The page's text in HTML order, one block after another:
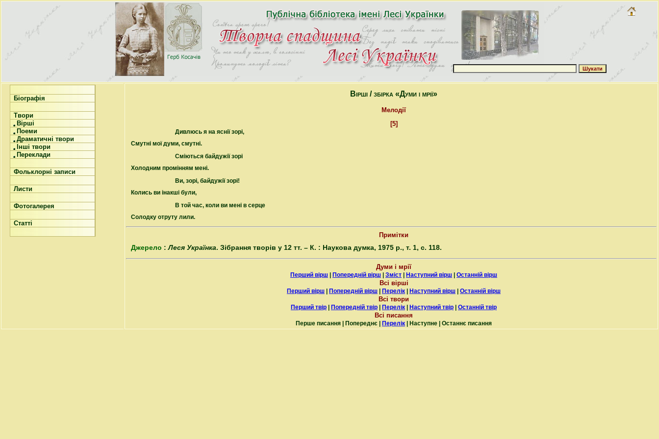
Біографія
Твори
Вірші
Поеми
Драматичні твори
Інші твори
Переклади
Фольклорні записи
Листи
Фотогалерея
Статті
Вірші / збірка «Думи і мрії»
Мелодії
[5]
Дивлюсь я на яснії зорі,
Смутні мої думи, смутні.
Сміються байдужії зорі
Холодним промінням мені.
Ви, зорі, байдужії зорі!
Колись ви інакші були,
В той час, коли ви мені в серце
Солодку отруту лили.
Примітки
Джерело :Леся Українка. Зібрання творів у 12 тт. – К. : Наукова думка, 1975 р., т. 1, с. 118.
Думи і мрії
Перший вірш Попередній вірш Зміст Наступний вірш Останній вірш
Всі вірші
Перший вірш Попередній вірш Перелік Наступний вірш Останній вірш
Всі твори
Перший твір Попередній твір Перелік Наступний твір Останній твір
Всі писання
Перше писання | Попереднє | Перелік | Наступне | Останнє писання